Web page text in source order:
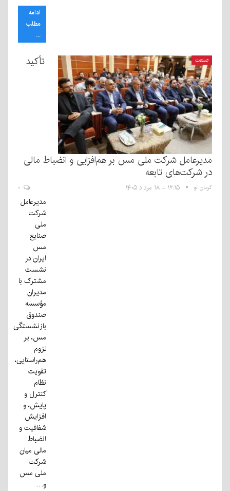
ادامه
مطلب
...
صنعت تأکید
مدیرعامل شرکت ملی مس بر هم‌افزایی و انضباط مالی
در شرکت‌های تابعه
کرمان نو ۱۲:۱۵ - ۱۸ مرداد ۱۴۰۵
مدیرعامل
شرکت
ملی
صنایع
مس
ایران در
نشست
مشترک با
مدیران
مؤسسه
صندوق
بازنشستگی
مس، بر
لزوم
هم‌راستایی،
تقویت
نظام
کنترل و
پایش، و
افزایش
شفافیت و
انضباط
مالی میان
شرکت
ملی مس
و…